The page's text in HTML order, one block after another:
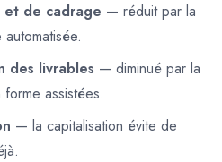
et de cadrage — réduit par la
des livrables — diminué par la
assistées.
— la capitalisation évite de